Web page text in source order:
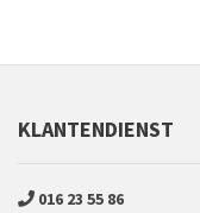
KLANTENDIENST
016 23 55 86